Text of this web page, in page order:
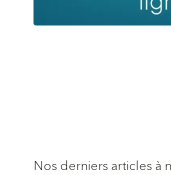
Nos derniers articles à